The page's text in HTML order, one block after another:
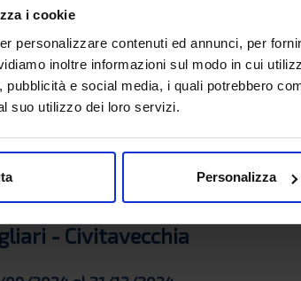
i cookie
personalizzare contenuti ed annunci, per
inoltre informazioni sul modo in cui
pubblicità e social media, i quali potrebbero
suo utilizzo dei loro servizi.
Personalizza
20:00
- Civitavecchia